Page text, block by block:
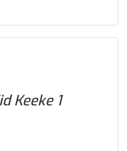
Keeke 1